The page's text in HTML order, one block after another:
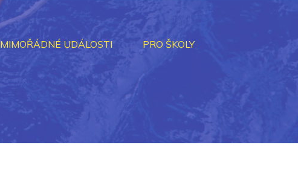
MIMOŘÁDNÉ UDÁLOSTI PRO ŠKOLY